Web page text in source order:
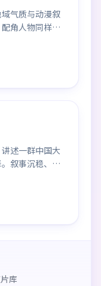
气质与动漫叙
角人物同样鲜
述一群中国大
叙事沉稳、群
精确，回味悠
库